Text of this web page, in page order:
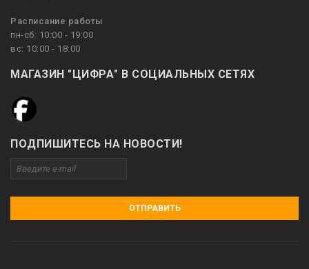
Расписание работы
пн-сб: 10:00 - 19:00
вс: 10:00 - 18:00
МАГАЗИН "ЦИФРА" В СОЦИАЛЬНЫХ СЕТЯХ
ПОДПИШИТЕСЬ НА НОВОСТИ!
ОТПРАВИТЬ